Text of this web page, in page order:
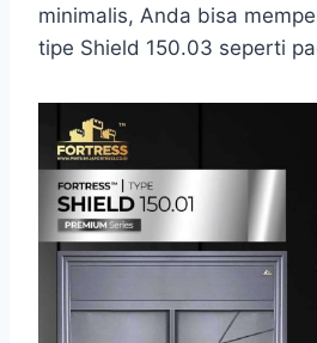
minimalis, Anda bisa
tipe Shield 150.03 seperti